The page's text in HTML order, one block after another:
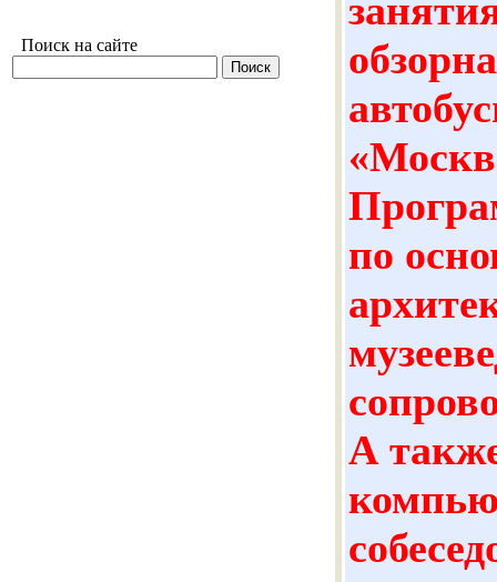
Поиск на сайте
по
А